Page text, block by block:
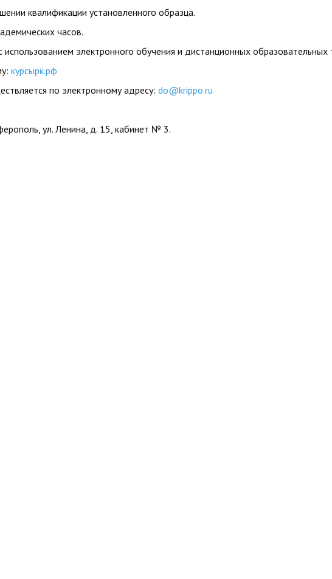
квалификации установленного образца.
часов.
электронного обучения и дистанционных образовательных
курсырк.рф
по электронному адресу: do@krippo.ru
ул. Ленина, д. 15, кабинет № 3.